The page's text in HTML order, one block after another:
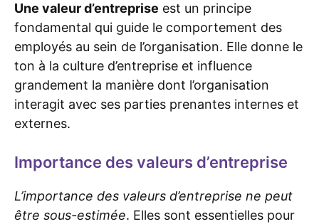
Une valeur d’entreprise est un principe
fondamental qui guide le comportement des
employés au sein de l’organisation. Elle donne le
ton à la culture d’entreprise et influence
grandement la manière dont l’organisation
interagit avec ses parties prenantes internes et
externes.
Importance des valeurs d’entreprise
L’importance des valeurs d’entreprise ne peut
être sous-estimée. Elles sont essentielles pour